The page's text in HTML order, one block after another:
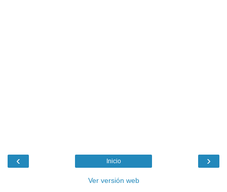
‹ ›
Inicio
Ver versión web